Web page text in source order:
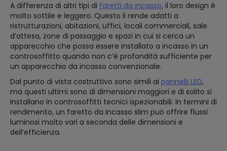
A differenza di altri tipi di faretti da incasso, il loro design è
molto sottile e leggero. Questo li rende adatti a
ristrutturazioni, abitazioni, uffici, locali commerciali, sale
d’attesa, zone di passaggio e spazi in cui si cerca un
apparecchio che possa essere installato a incasso in un
controsoffitto quando non c’è profondità sufficiente per
un apparecchio da incasso convenzionale.
Dal punto di vista costruttivo sono simili ai pannelli LED,
ma questi ultimi sono di dimensioni maggiori e di solito si
installano in controsoffitti tecnici ispezionabili. In termini di
rendimento, un faretto da incasso slim può offrire flussi
luminosi molto vari a seconda delle dimensioni e
dell’efficienza.